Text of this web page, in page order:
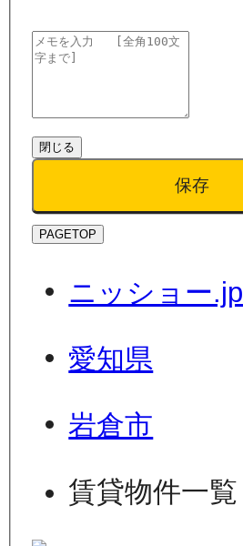
閉じる
保存
PAGETOP
ニッショー.jp
愛知県
岩倉市
賃貸物件一覧